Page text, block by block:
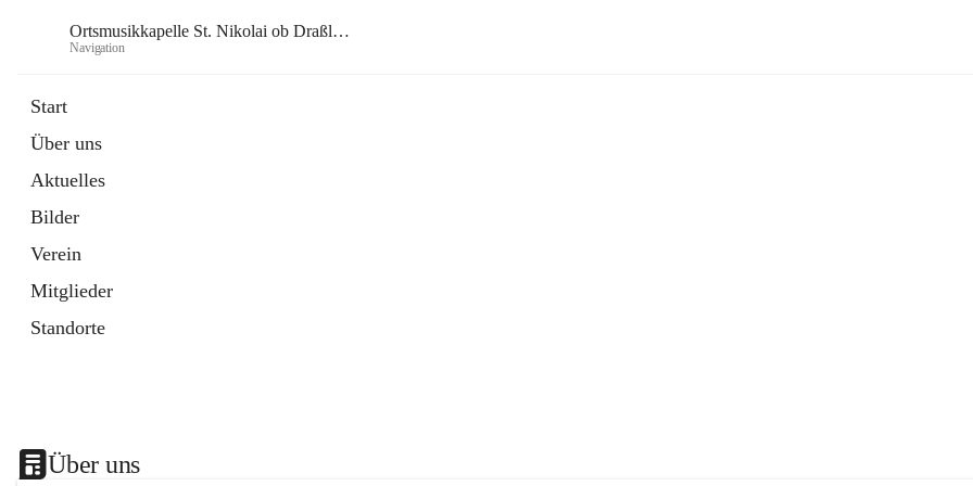
Ortsmusikkapelle St. Nikolai ob Draßling
Navigation
Start
Über uns
Aktuelles
Bilder
Verein
Mitglieder
Standorte
Über uns